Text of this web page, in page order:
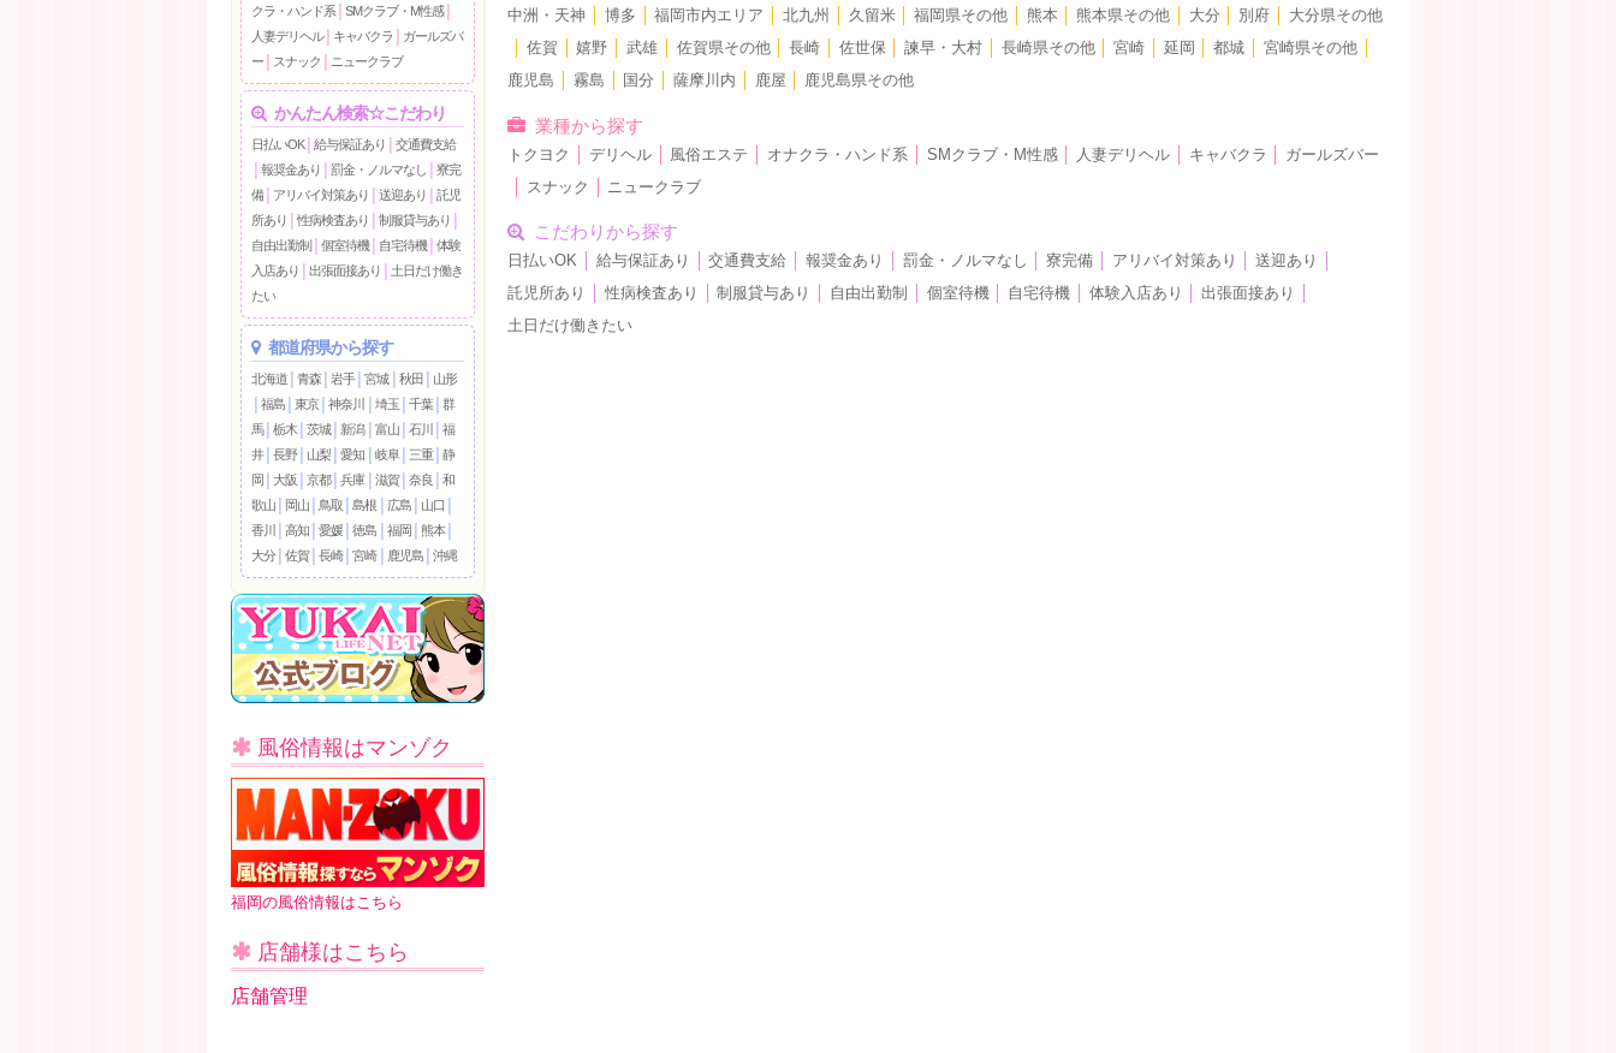
クラ・ハンド系
SMクラブ・M性感
人妻デリヘル
キャバクラ
ガールズバ
ー
スナック ニュークラブ
かんたん検索☆こだわり
日払いOK 給与保証あり
交通費支給
報奨金あり 罰金・ノルマなし
寮完
備
アリバイ対策あり 送迎あり
託児
所あり
性病検査あり 制服貸与あり
自由出勤制
個室待機 自宅待機
体験
入店あり
出張面接あり
土日だけ働き
たい
都道府県から探す
北海道 青森 岩手 宮城 秋田
山形
福島 東京 神奈川 埼玉 千葉│ 群
馬
栃木 茨城 新潟 富山 石川
福
井
長野 山梨 愛知 岐阜│ 三重│ 静
岡
大阪 京都 兵庫 滋賀│ 奈良
和
歌山
岡山 鳥取 島根 広島 山口
香川
高知 愛媛 徳島 福岡 熊本│
大分
佐賀 長崎 宮崎 鹿児島 沖縄
風俗情報はマンゾク
福岡の風俗情報はこちら
店舗様はこちら
店舗管理
中洲・天神 博多 福岡市内エリア 北九州 久留米 福岡県その他 熊本 熊本県その他 大分 別府
大分県その他
佐賀 嬉野 武雄 佐賀県その他 長崎 佐世保 諫早・大村 長崎県その他 宮崎 延岡 都城 宮崎県その他
鹿児島
霧島 国分 薩摩川内 鹿屋 鹿児島県その他
業種から探す
トクヨク デリヘル 風俗エステ オナクラ・ハンド系 SMクラブ・M性感 人妻デリヘル キャバクラ
ガールズバー
スナック ニュークラブ
こだわりから探す
日払いOK 給与保証あり 交通費支給 報奨金あり 罰金・ノルマなし 寮完備 アリバイ対策あり 送迎あり
託児所あり
性病検査あり 制服貸与あり 自由出勤制 個室待機 自宅待機 体験入店あり 出張面接あり
土日だけ働きたい